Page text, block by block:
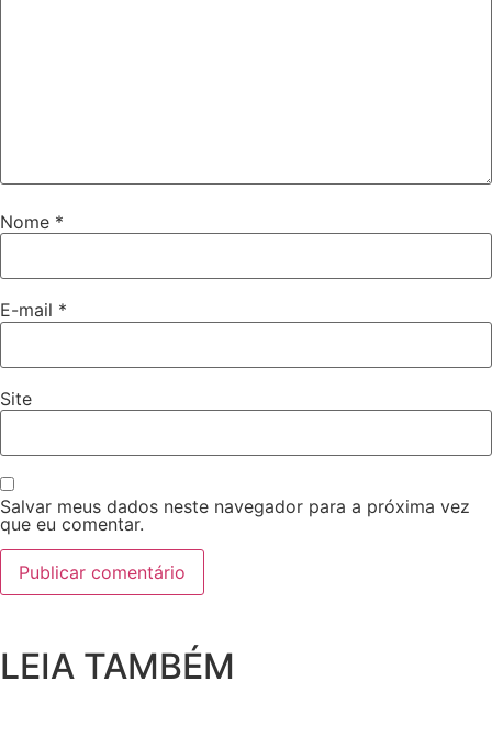
Nome *
E-mail *
Site
Salvar meus dados neste navegador para a próxima vez
que eu comentar.
LEIA TAMBÉM